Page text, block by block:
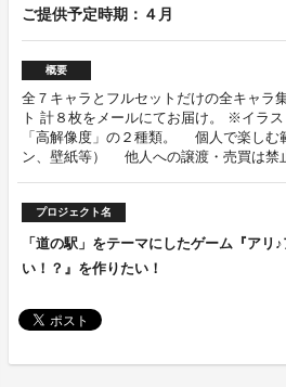
ご提供予定時期：４月
概要
全７キャラとフルセットだけの全キャラ
ト 計８枚をメールにてお届け。 ※イラス
「高解像度」の２種類。 個人で楽しむ
ン、壁紙等） 他人への譲渡・売買は禁
プロジェクト名
「道の駅」をテーマにしたゲーム『アリ
い！？』を作りたい！